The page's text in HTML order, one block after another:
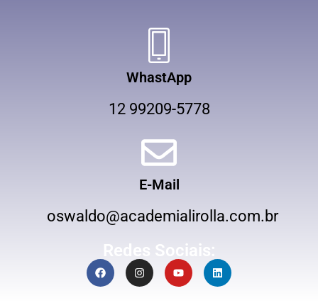
WhastApp
12 99209-5778
E-Mail
oswaldo@academialirolla.com.br
Redes Sociais: